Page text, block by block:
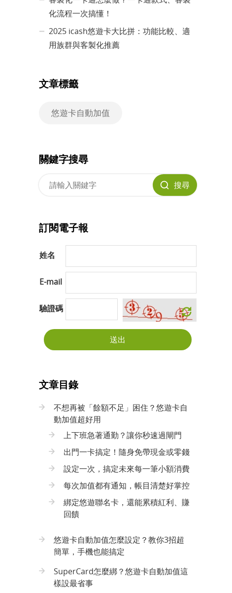
化流程一次搞懂！
2025 icash悠遊卡大比拼：功能比較、適
用族群與客製化推薦
文章標籤
悠遊卡自動加值
關鍵字搜尋
搜尋
訂閱電子報
姓名
E-mail
驗證碼
送出
文章目錄
不想再被「餘額不足」困住？悠遊卡自
動加值超好用
上下班急著通勤？讓你秒速過閘門
出門一卡搞定！隨身免帶現金或零錢
設定一次，搞定未來每一筆小額消費
每次加值都有通知，帳目清楚好掌控
綁定悠遊聯名卡，還能累積紅利、賺
回饋
悠遊卡自動加值怎麼設定？教你3招超
簡單，手機也能搞定
SuperCard怎麼綁？悠遊卡自動加值這
樣設最省事